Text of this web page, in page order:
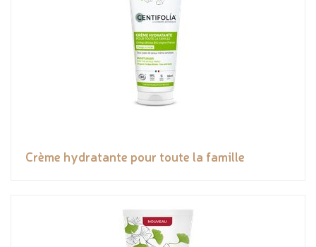
Crème hydratante pour toute la famille